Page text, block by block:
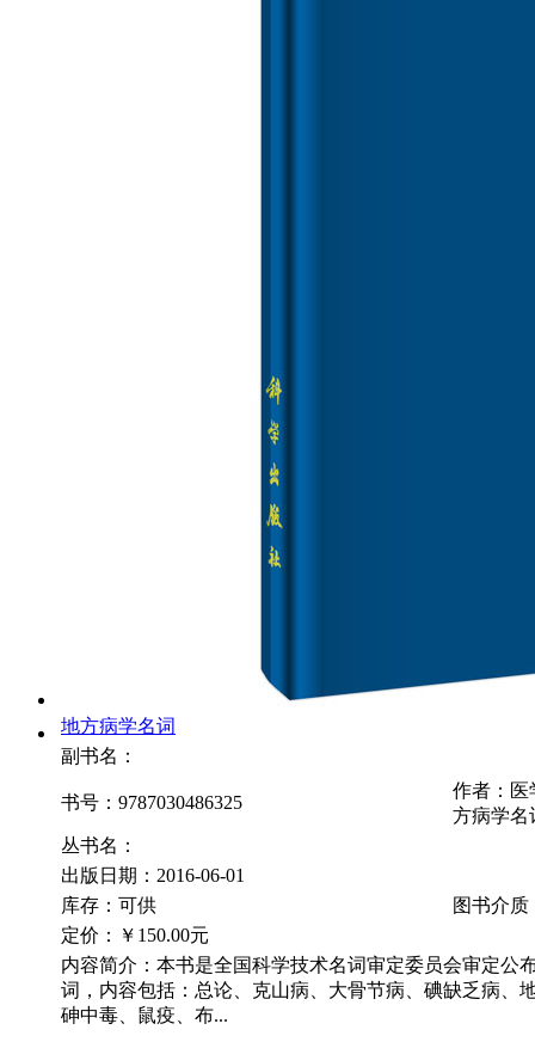
地方病学名词
副书名：
书号：9787030486325
作者：医
方病学名
丛书名：
出版日期：2016-06-01
库存：可供
图书介质
定价：
￥150.00元
内容简介：本书是全国科学技术名词审定委员会审定公
词，内容包括：总论、克山病、大骨节病、碘缺乏病、
砷中毒、鼠疫、布...